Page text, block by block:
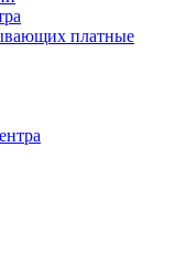
платные